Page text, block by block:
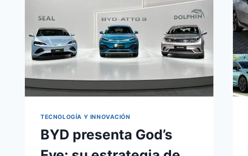
NÜRBURGRING
TECNOLOGÍA Y INNOVACIÓN
BYD presenta God’s